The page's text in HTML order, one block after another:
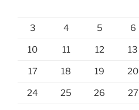
3 4 5 6
10 11 12 13
17 18 19 20
24 25 26 27